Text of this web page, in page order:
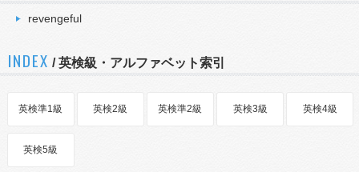
revengeful
INDEX / 英検級・アルファベット索引
英検準1級 英検2級 英検準2級 英検3級 英検4級
英検5級